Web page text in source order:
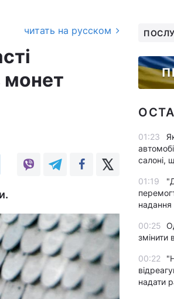
читать на русском
монет
01:23
салоні,
01:19
надання
00:25
змінити
00:22
надати